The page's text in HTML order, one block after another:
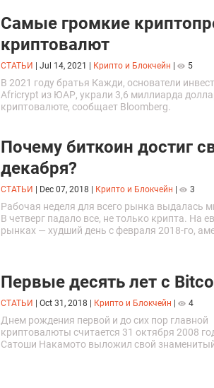
Самые громкие
криптовалют
СТАТЬИ Jul 14, 2021 Крипто и Блокчейн 5
В 2021 году братья Кажди, основатели
Africrypt из ЮАР, украли 3,6 миллиарда
криптовалюте, сообщает Bloomberg.
Почему биткоин достиг
декабря?
СТАТЬИ Dec 07, 2018 Крипто и Блокчейн 3
Рабочая неделя для всего рынка выдалась
В четверг падало все, не только крипта. На
рынках — худший день с февраля 2018-го,
Первые десять лет с
СТАТЬИ Oct 31, 2018 Крипто и Блокчейн 4
Днем рождения первой и до сих пор главной
криптовалюты считается 31 октября 2008
Сатоши Накамото выложил свой